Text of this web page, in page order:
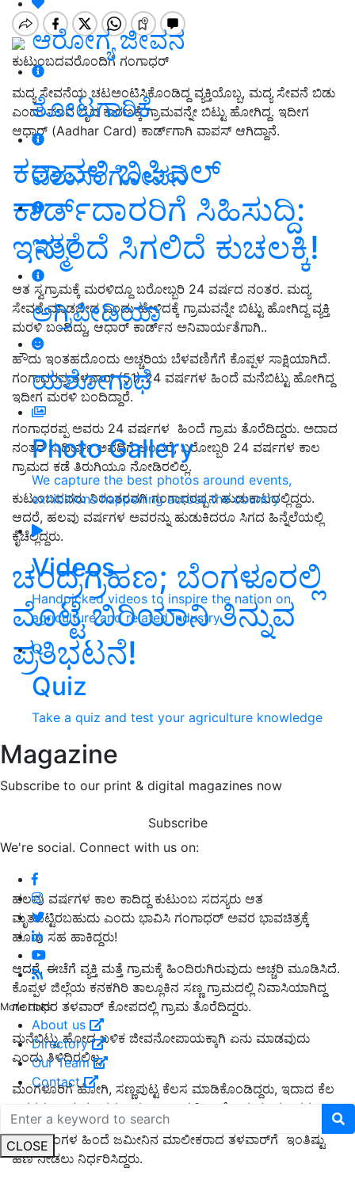
ಆರೋಗ್ಯ ಜೀವನ
ತೋಟಗಾರಿಕೆ
ಪಶುಸಂಗೋಪನೆ
ಇತರೆ
ಅಗ್ರಿಪೀಡಿಯಾ
ಯಶೋಗಾಥೆ
Photo Gallery
We capture the best photos around events,
exhibitions happening across the country
Videos
Handpicked videos to inspire the nation on
agriculture and related industry
Quiz
Take a quiz and test your agriculture knowledge
Magazine
Subscribe to our print & digital magazines now
Subscribe
We're social. Connect with us on:
More Links
About us
Directory
Our Team
Contact
CLOSE
ಕುಟುಂಬದವರೊಂದಿಗೆ ಗಂಗಾಧರ್‌
ಮದ್ಯ ಸೇವನೆಯ ಚಟಅಂಟಿಸಿಕೊಂಡಿದ್ದ ವ್ಯಕ್ತಿಯೊಬ್ಬ, ಮದ್ಯ ಸೇವನೆ ಬಿಡು
ಎಂದು ಮಾವ ಬೈದ ಕಾರಣಕ್ಕೆ ಗ್ರಾಮವನ್ನೇ ಬಿಟ್ಟು ಹೋಗಿದ್ದ. ಇದೀಗ
ಆಧಾರ್‌ (Aadhar Card) ಕಾರ್ಡ್‌ಗಾಗಿ ವಾಪಸ್‌ ಆಗಿದ್ದಾನೆ.
ಕರಾವಳಿ ಬಿಪಿಎಲ್‌
ಕಾರ್ಡ್‌ದಾರರಿಗೆ ಸಿಹಿಸುದ್ದಿ:
ಇನ್ಮುಂದೆ ಸಿಗಲಿದೆ ಕುಚಲಕ್ಕಿ!
ಆತ ಸ್ವಗ್ರಾಮಕ್ಕೆ ಮರಳಿದ್ದೂ ಬರೋಬ್ಬರಿ 24 ವರ್ಷದ ನಂತರ. ಮದ್ಯ
ಸೇವನೆ ಮಾಡಬೇಡ ಎಂದು ಹೇಳಿದಕ್ಕೆ ಗ್ರಾಮವನ್ನೇ ಬಿಟ್ಟು ಹೋಗಿದ್ದ ವ್ಯಕ್ತಿ
ಮರಳಿ ಬಂದಿದ್ದು, ಆಧಾರ್‌ ಕಾರ್ಡ್‌ನ ಅನಿವಾರ್ಯತೆಗಾಗಿ..
ಹೌದು ಇಂತಹದೊಂದು ಅಚ್ಚರಿಯ ಬೆಳವಣಿಗೆಗೆ ಕೊಪ್ಪಳ ಸಾಕ್ಷಿಯಾಗಿದೆ.
ಗಂಗಾಧರಪ್ಪ ತಳವಾರ್ (51) 24 ವರ್ಷಗಳ ಹಿಂದೆ ಮನೆಬಿಟ್ಟು ಹೋಗಿದ್ದ
ಇದೀಗ ಮರಳಿ ಬಂದಿದ್ದಾರೆ.
ಗಂಗಾಧರಪ್ಪ ಅವರು 24 ವರ್ಷಗಳ ಹಿಂದೆ ಗ್ರಾಮ ತೊರೆದಿದ್ದರು. ಅದಾದ
ನಂತರ ಸುದೀರ್ಘ ಅವಧಿಗೆ ಅಂದರೆ, ಬರೋಬ್ಬರಿ 24 ವರ್ಷಗಳ ಕಾಲ
ಗ್ರಾಮದ ಕಡೆ ತಿರುಗಿಯೂ ನೋಡಿರಲಿಲ್ಲ.
ಕುಟುಂಬದವರು ನಿರಂತರವಗಿ ಗಂಗಾಧರಪ್ಪನ ಹುಡುಕಾಟದಲ್ಲಿದ್ದರು.
ಆದರೆ, ಹಲವು ವರ್ಷಗಳ ಅವರನ್ನು ಹುಡುಕಿದರೂ ಸಿಗದ ಹಿನ್ನೆಲೆಯಲ್ಲಿ
ಕೈಚೆಲ್ಲಿದ್ದರು.
ಚಂದ್ರಗ್ರಹಣ; ಬೆಂಗಳೂರಲ್ಲಿ
ಮೊಟ್ಟೆ ಬಿರಿಯಾನಿ ತಿನ್ನುವ
ಪ್ರತಿಭಟನೆ!
ಹಲವು ವರ್ಷಗಳ ಕಾಲ ಕಾದಿದ್ದ ಕುಟುಂಬ ಸದಸ್ಯರು ಆತ
ಮೃತಪಟ್ಟಿರಬಹುದು ಎಂದು ಭಾವಿಸಿ ಗಂಗಾಧರ್‌ ಅವರ ಭಾವಚಿತ್ರಕ್ಕೆ
ಹೂವು ಸಹ ಹಾಕಿದ್ದರು!
ಆದರೆ, ಈಚೆಗೆ ವ್ಯಕ್ತಿ ಮತ್ತೆ ಗ್ರಾಮಕ್ಕೆ ಹಿಂದಿರುಗಿರುವುದು ಅಚ್ಚರಿ ಮೂಡಿಸಿದೆ.
​ಕೊಪ್ಪಳ ಜಿಲ್ಲೆಯ ಕನಕಗಿರಿ ತಾಲ್ಲೂಕಿನ ಸಣ್ಣ ಗ್ರಾಮದಲ್ಲಿ ನಿವಾಸಿಯಾಗಿದ್ದ
ಗಂಗಾಧರ ತಳವಾರ್ ಕೋಪದಲ್ಲಿ ಗ್ರಾಮ ತೊರೆದಿದ್ದರು.
ಮನೆಬಿಟ್ಟು ಹೋದ ಬಳಿಕ ಜೀವನೋಪಾಯಕ್ಕಾಗಿ ಏನು ಮಾಡವುದು
ಎಂದು ತಿಳಿದಿರಲಿಲ್ಲ.
ಮಂಗಳೂರಿಗೆಹೋಗಿ, ಸಣ್ಣಪುಟ್ಟ ಕೆಲಸ ಮಾಡಿಕೊಂಡಿದ್ದರು, ಇದಾದ ಕೆಲ
ದಿನಗಳ ಬಳಿಕ ಮಂಗಳೂರಿನ ಜಮೀನಿನಲ್ಲಿ ಉದ್ಯೋಗ ಮಾಡುತ್ತಿದ್ದರು.
ಕೆಲವು ತಿಂಗಳ ಹಿಂದೆ ಜಮೀನಿನ ಮಾಲೀಕರಾದ ತಳವಾರ್‌ಗೆ ಇಂತಿಷ್ಟು
ಹಣ ನೀಡಲು ನಿರ್ಧರಿಸಿದ್ದರು.